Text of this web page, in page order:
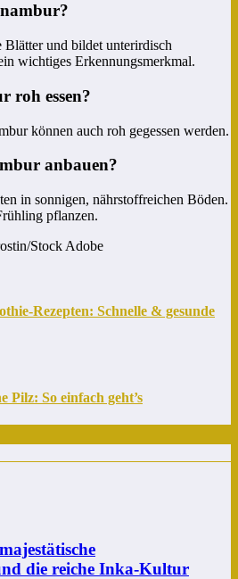
Blätter und bildet unterirdisch
wichtiges Erkennungsmerkmal.
roh essen?
können auch roh gegessen werden.
anbauen?
in sonnigen, nährstoffreichen Böden.
pflanzen.
Stock Adobe
Rezepten: Schnelle & gesunde
Pilz: So einfach geht’s
die reiche Inka-Kultur